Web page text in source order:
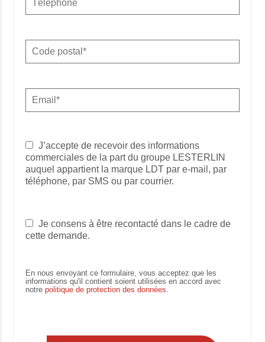
J’accepte de recevoir des informations
commerciales de la part du groupe LESTERLIN
auquel appartient la marque LDT par e-mail, par
téléphone, par SMS ou par courrier.
Je consens à être recontacté dans le cadre de
cette demande.
En nous envoyant ce formulaire, vous acceptez que les
informations qu'il contient soient utilisées en accord avec
notrepolitique de protection des données